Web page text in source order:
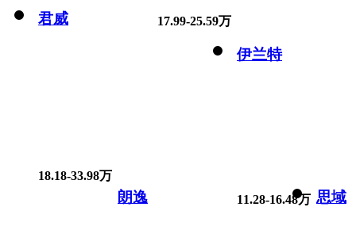
君威 17.99-25.59万
伊兰特
18.18-33.98万
朗逸 11.28-16.48万 思域